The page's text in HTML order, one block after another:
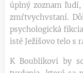
úplný zoznam ľudí,
zmŕtvychvstaní.
psychologická
isté Ježišovo telo s
K Boublikovi by